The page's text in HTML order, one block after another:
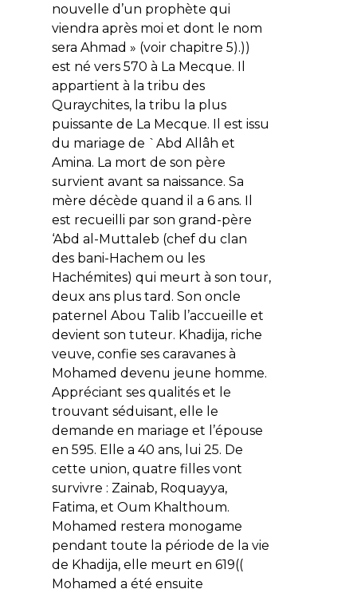
nouvelle d’un prophète qui
viendra après moi et dont le nom
sera Ahmad » (voir chapitre 5).))
est né vers 570 à La Mecque. Il
appartient à la tribu des
Quraychites, la tribu la plus
puissante de La Mecque. Il est issu
du mariage de `Abd Allâh et
Amina. La mort de son père
survient avant sa naissance. Sa
mère décède quand il a 6 ans. Il
est recueilli par son grand-père
‘Abd al-Muttaleb (chef du clan
des bani-Hachem ou les
Hachémites) qui meurt à son tour,
deux ans plus tard. Son oncle
paternel Abou Talib l’accueille et
devient son tuteur. Khadija, riche
veuve, confie ses caravanes à
Mohamed devenu jeune homme.
Appréciant ses qualités et le
trouvant séduisant, elle le
demande en mariage et l’épouse
en 595. Elle a 40 ans, lui 25. De
cette union, quatre filles vont
survivre : Zainab, Roquayya,
Fatima, et Oum Khalthoum.
Mohamed restera monogame
pendant toute la période de la vie
de Khadija, elle meurt en 619((
Mohamed a été ensuite